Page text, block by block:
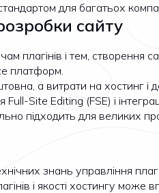
для багатьох
сайту
плагінів і тем, створення
платформ.
а витрати на хостинг і
Site Editing (FSE) і
підходить для великих
знань управління
і якості хостингу може